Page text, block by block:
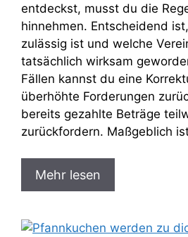
entdeckst, musst du die
hinnehmen. Entscheidend
zulässig ist und welche
tatsächlich wirksam
Fällen kannst du eine
überhöhte Forderungen
bereits gezahlte Beträge
zurückfordern. Maßgeblich
Mehr lesen